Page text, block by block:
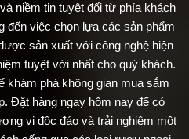
niềm tin tuyệt đối từ phía khách
đến việc chọn lựa các sản phẩm
sản xuất với công nghệ hiện
tuyệt vời nhất cho quý khách.
khám phá không gian mua sắm
Đặt hàng ngay hôm nay để có
vị độc đáo và trải nghiệm một